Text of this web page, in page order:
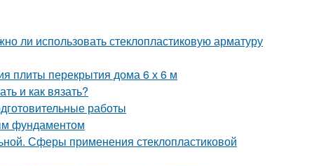
ли использовать стеклопластиковую арматуру
плиты перекрытия дома 6 х 6 м
и как вязать?
работы
фундаментом
Сферы применения стеклопластиковой